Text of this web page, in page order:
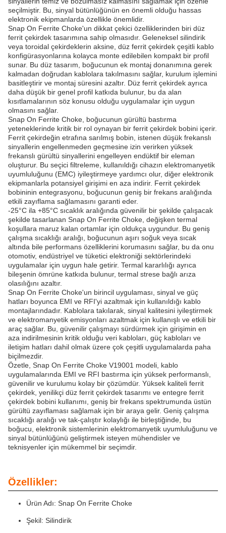
seçilmiştir. Bu, sinyal bütünlüğünün en önemli olduğu hassas
elektronik ekipmanlarda özellikle önemlidir.
Snap On Ferrite Choke'un dikkat çekici özelliklerinden biri düz
ferrit çekirdek tasarımına sahip olmasıdır. Geleneksel silindirik
veya toroidal çekirdeklerin aksine, düz ferrit çekirdek çeşitli kablo
konfigürasyonlarına kolayca monte edilebilen kompakt bir profil
sunar. Bu düz tasarım, boğucunun ek montaj donanımına gerek
kalmadan doğrudan kablolara takılmasını sağlar, kurulum işlemini
basitleştirir ve montaj süresini azaltır. Düz ferrit çekirdek ayrıca
daha düşük bir genel profil katkıda bulunur, bu da alan
kısıtlamalarının söz konusu olduğu uygulamalar için uygun
olmasını sağlar.
Snap On Ferrite Choke, boğucunun gürültü bastırma
yeteneklerinde kritik bir rol oynayan bir ferrit çekirdek bobini içerir.
Ferrit çekirdeğin etrafına sarılmış bobin, istenen düşük frekanslı
sinyallerin engellenmeden geçmesine izin verirken yüksek
frekanslı gürültü sinyallerini engelleyen endüktif bir eleman
oluşturur. Bu seçici filtreleme, kullanıldığı cihazın elektromanyetik
uyumluluğunu (EMC) iyileştirmeye yardımcı olur, diğer elektronik
ekipmanlarla potansiyel girişimi en aza indirir. Ferrit çekirdek
bobininin entegrasyonu, boğucunun geniş bir frekans aralığında
etkili zayıflama sağlamasını garanti eder.
-25°C ila +85°C sıcaklık aralığında güvenilir bir şekilde çalışacak
şekilde tasarlanan Snap On Ferrite Choke, değişken termal
koşullara maruz kalan ortamlar için oldukça uygundur. Bu geniş
çalışma sıcaklığı aralığı, boğucunun aşırı soğuk veya sıcak
altında bile performans özelliklerini korumasını sağlar, bu da onu
otomotiv, endüstriyel ve tüketici elektroniği sektörlerindeki
uygulamalar için uygun hale getirir. Termal kararlılığı ayrıca
bileşenin ömrüne katkıda bulunur, termal strese bağlı arıza
olasılığını azaltır.
Snap On Ferrite Choke'un birincil uygulaması, sinyal ve güç
hatları boyunca EMI ve RFI'yi azaltmak için kullanıldığı kablo
montajlarındadır. Kablolara takılarak, sinyal kalitesini iyileştirmek
ve elektromanyetik emisyonları azaltmak için kullanışlı ve etkili bir
araç sağlar. Bu, güvenilir çalışmayı sürdürmek için girişimin en
aza indirilmesinin kritik olduğu veri kabloları, güç kabloları ve
iletişim hatları dahil olmak üzere çok çeşitli uygulamalarda paha
biçilmezdir.
Özetle, Snap On Ferrite Choke V19001 modeli, kablo
uygulamalarında EMI ve RFI bastırma için yüksek performanslı,
güvenilir ve kurulumu kolay bir çözümdür. Yüksek kaliteli ferrit
çekirdek, yenilikçi düz ferrit çekirdek tasarımı ve entegre ferrit
çekirdek bobini kullanımı, geniş bir frekans spektrumunda üstün
gürültü zayıflaması sağlamak için bir araya gelir. Geniş çalışma
sıcaklığı aralığı ve tak-çalıştır kolaylığı ile birleştiğinde, bu
boğucu, elektronik sistemlerinin elektromanyetik uyumluluğunu ve
sinyal bütünlüğünü geliştirmek isteyen mühendisler ve
teknisyenler için mükemmel bir seçimdir.
Özellikler:
Ürün Adı: Snap On Ferrite Choke
Şekil: Silindirik